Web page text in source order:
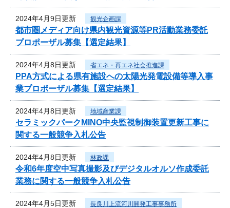
2024年4月9日更新 観光企画課
都市圏メディア向け県内観光資源等PR活動業務委託
プロポーザル募集【選定結果】
2024年4月8日更新 省エネ・再エネ社会推進課
PPA方式による県有施設への太陽光発電設備等導入事
業プロポーザル募集【選定結果】
2024年4月8日更新 地域産業課
セラミックパークMINO中央監視制御装置更新工事に
関する一般競争入札公告
2024年4月8日更新 林政課
令和6年度空中写真撮影及びデジタルオルソ作成委託
業務に関する一般競争入札公告
2024年4月5日更新 長良川上流河川開発工事事務所